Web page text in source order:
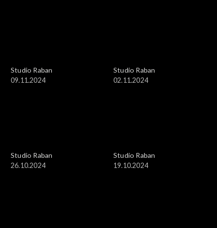
Studio Raban
09.11.2024
Studio Raban
02.11.2024
Studio Raban
26.10.2024
Studio Raban
19.10.2024